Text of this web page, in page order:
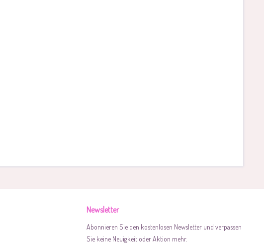
Newsletter
Abonnieren Sie den kostenlosen Newsletter und verpassen
Sie keine Neuigkeit oder Aktion mehr.